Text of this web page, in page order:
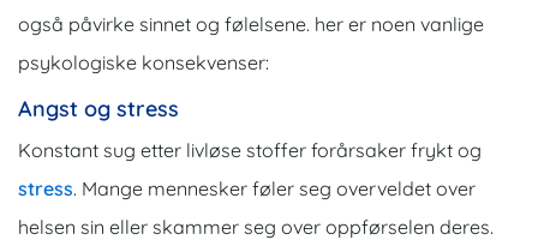
også påvirke sinnet og følelsene. her er noen vanlige
psykologiske konsekvenser:
Angst og stress
Konstant sug etter livløse stoffer forårsaker frykt og
stress. Mange mennesker føler seg overveldet over
helsen sin eller skammer seg over oppførselen deres.